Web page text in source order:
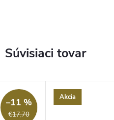
Súvisiaci tovar
€17,70
–11 % Akcia